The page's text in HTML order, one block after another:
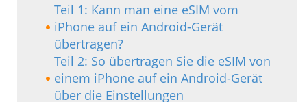
Teil 1: Kann man eine eSIM vom
iPhone auf ein Android-Gerät
übertragen?
Teil 2: So übertragen Sie die eSIM von
einem iPhone auf ein Android-Gerät
über die Einstellungen